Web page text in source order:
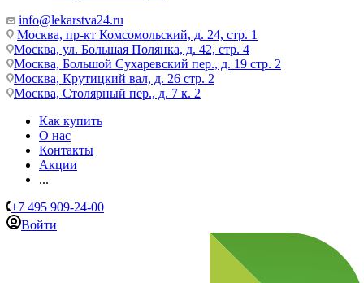
info@lekarstva24.ru
Москва, пр-кт Комсомольский, д. 24, стр. 1
Москва, ул. Большая Полянка, д. 42, стр. 4
Москва, Большой Сухаревский пер., д. 19 стр. 2
Москва, Крутицкий вал, д. 26 стр. 2
Москва, Столярный пер., д. 7 к. 2
Как купить
О нас
Контакты
Акции
...
+7 495 909-24-00
Войти